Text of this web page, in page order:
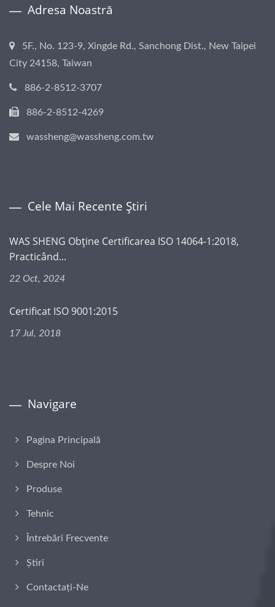
Adresa Noastră
5F., No. 123-9, Xingde Rd., Sanchong Dist., New Taipei
City 24158, Taiwan
886-2-8512-3707
886-2-8512-4269
wassheng@wassheng.com.tw
Cele Mai Recente Știri
WAS SHENG Obține Certificarea ISO 14064-1:2018,
Practicând...
22 Oct, 2024
Certificat ISO 9001:2015
17 Jul, 2018
Navigare
Pagina Principală
Despre Noi
Produse
Tehnic
Întrebări Frecvente
Știri
Contactați-Ne